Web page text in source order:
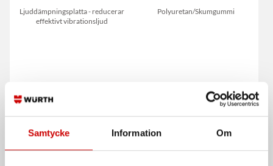
Samtycke Information Om
Ljuddämpningsplatta - reducerar
effektivt vibrationsljud
Polyuretan/Skumgummi
Lackspray Högglans
Bärgningsdrag &